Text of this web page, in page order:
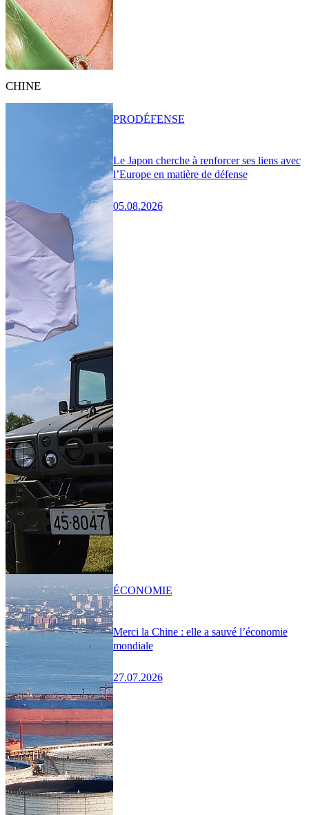
CHINE
Le Japon cherche à renforcer ses liens avec
l’Europe en matière de défense
05.08.2026
PRODÉFENSE
Merci la Chine : elle a sauvé l’économie
mondiale
27.07.2026
ÉCONOMIE